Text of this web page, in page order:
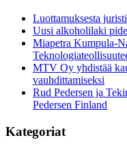
Luottamuksesta
Uusi alkoholilaki
Miapetra Kumpula-
MTV Oy yhdistää
vauhdittamiseksi
Rud Pedersen ja
Pedersen Finland
Kategoriat